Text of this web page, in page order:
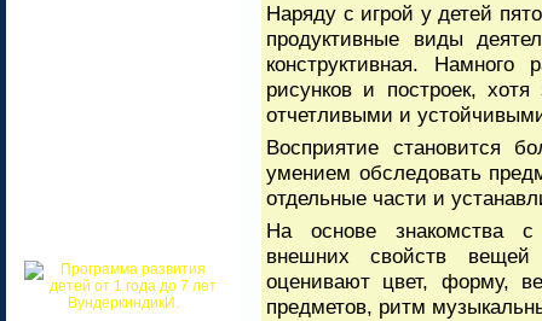
Наряду с игрой у детей
продуктивные виды
конструктивная. Намного
рисунков и построек,
отчетливыми и
Восприятие становится
умением обследовать
отдельные части и
На основе знакомства
внешних свойств
оценивают цвет, форму,
предметов, ритм